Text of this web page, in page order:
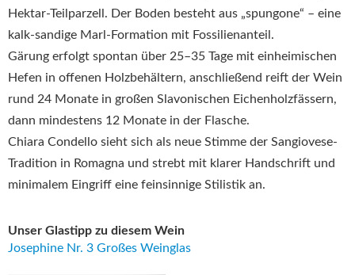
Hektar-Teilparzell. Der Boden besteht aus „spungone“ – eine
kalk-sandige Marl-Formation mit Fossilienanteil.
Gärung erfolgt spontan über 25–35 Tage mit einheimischen
Hefen in offenen Holzbehältern, anschließend reift der Wein
rund 24 Monate in großen Slavonischen Eichenholzfässern,
dann mindestens 12 Monate in der Flasche.
Chiara Condello sieht sich als neue Stimme der Sangiovese-
Tradition in Romagna und strebt mit klarer Handschrift und
minimalem Eingriff eine feinsinnige Stilistik an.
Unser Glastipp zu diesem Wein
Josephine Nr. 3 Großes Weinglas